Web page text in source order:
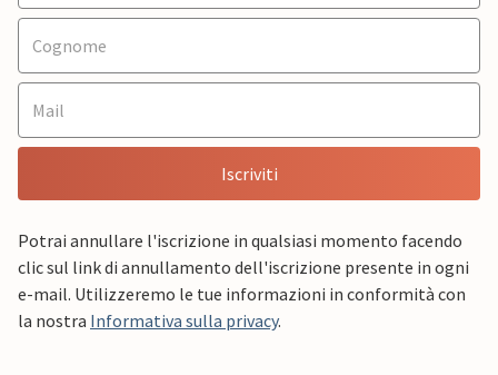
Iscriviti
Potrai annullare l'iscrizione in qualsiasi momento facendo
clic sul link di annullamento dell'iscrizione presente in ogni
e-mail. Utilizzeremo le tue informazioni in conformità con
la nostra Informativa sulla privacy.